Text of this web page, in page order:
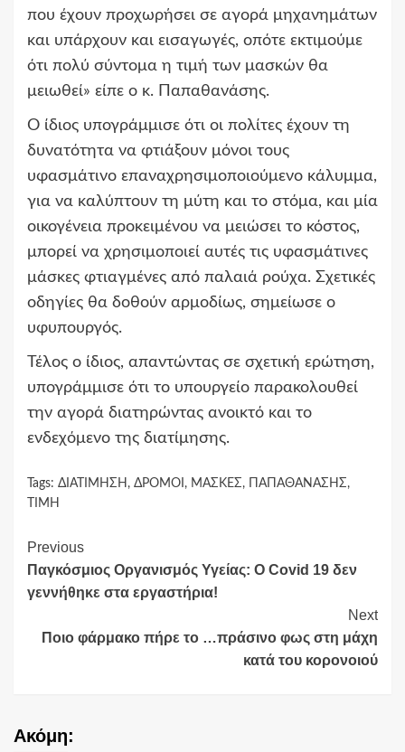
που έχουν προχωρήσει σε αγορά μηχανημάτων
και υπάρχουν και εισαγωγές, οπότε εκτιμούμε
ότι πολύ σύντομα η τιμή των μασκών θα
μειωθεί» είπε ο κ. Παπαθανάσης.
Ο ίδιος υπογράμμισε ότι οι πολίτες έχουν τη
δυνατότητα να φτιάξουν μόνοι τους
υφασμάτινο επαναχρησιμοποιούμενο κάλυμμα,
για να καλύπτουν τη μύτη και το στόμα, και μία
οικογένεια προκειμένου να μειώσει το κόστος,
μπορεί να χρησιμοποιεί αυτές τις υφασμάτινες
μάσκες φτιαγμένες από παλαιά ρούχα. Σχετικές
οδηγίες θα δοθούν αρμοδίως, σημείωσε ο
υφυπουργός.
Τέλος ο ίδιος, απαντώντας σε σχετική ερώτηση,
υπογράμμισε ότι το υπουργείο παρακολουθεί
την αγορά διατηρώντας ανοικτό και το
ενδεχόμενο της διατίμησης.
Tags: ΔΙΑΤΙΜΗΣΗ , ΔΡΟΜΟΙ , ΜΑΣΚΕΣ , ΠΑΠΑΘΑΝΑΣΗΣ ,
ΤΙΜΗ
Continue
Reading
Previous
Παγκόσμιος Οργανισμός Υγείας: Ο Covid 19 δεν
γεννήθηκε στα εργαστήρια!
Next
Ποιο φάρμακο πήρε το …πράσινο φως στη μάχη
κατά του κορονοιού
Ακόμη: